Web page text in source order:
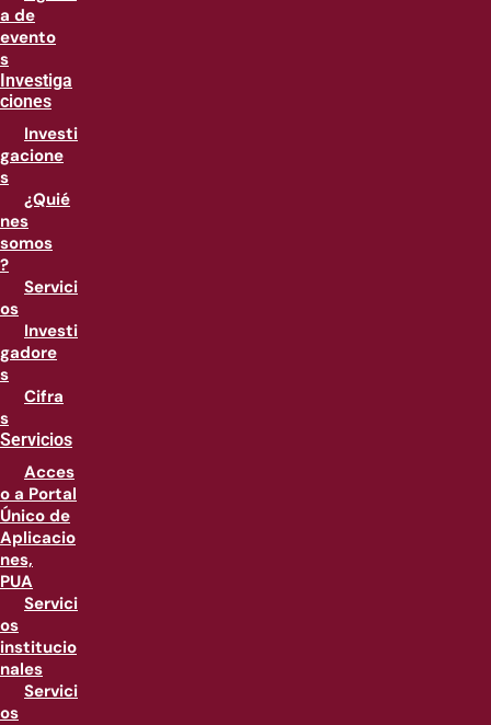
a de
evento
s
Investiga
ciones
Investi
gacione
s
¿Quié
nes
somos
?
Servici
os
Investi
gadore
s
Cifra
s
Servicios
Acces
o a Portal
Único de
Aplicacio
nes,
PUA
Servici
os
institucio
nales
Servici
os